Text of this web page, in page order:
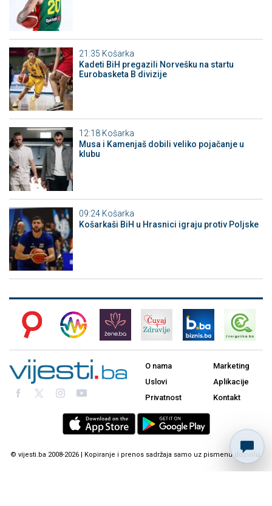
21:35 Košarka
Kadeti BiH pregazili Norvešku na startu
Eurobasketa B divizije
12:18 Košarka
Musa i Kamenjaš dobili veliko pojačanje u
klubu
09:24 Košarka
Košarkaši BiH u Hrasnici igraju protiv Poljske
O nama
Uslovi
Privatnost
Marketing
Aplikacije
Kontakt
© vijesti.ba 2008-2026 | Kopiranje i prenos sadržaja samo uz pismenu dozvolu.